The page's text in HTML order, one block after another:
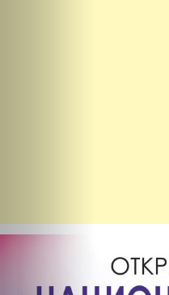
НАЧАЛО
Политика